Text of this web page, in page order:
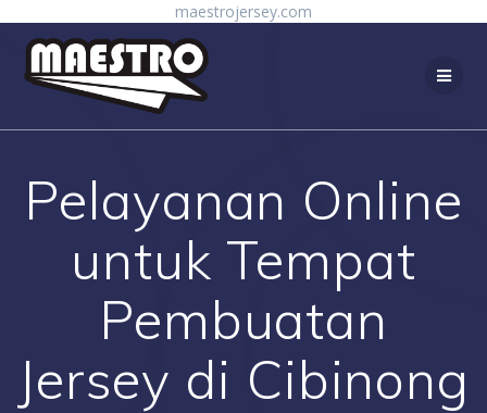
maestrojersey.com
Pelayanan Online
untuk Tempat
Pembuatan
Jersey di Cibinong